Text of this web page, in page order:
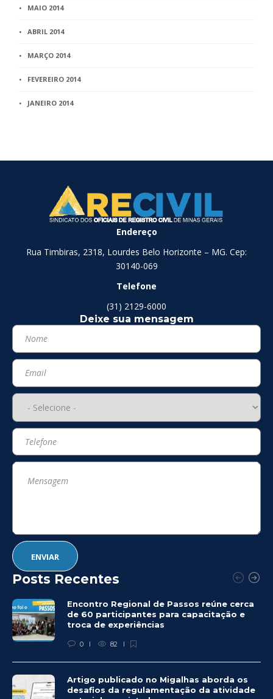
MAIO 2014
ABRIL 2014
MARÇO 2014
FEVEREIRO 2014
JANEIRO 2014
Endereço
Rua Timbiras, 2318, Lourdes Belo Horizonte – MG. Cep:
30140-069
Telefone
(31) 2129-6000
Deixe sua mensagem
Posts Recentes
Encontro Regional de Passos reúne cerca
de 60 participantes para capacitação e
troca de experiências
0 82
Artigo publicado no Migalhas aborda os
desafios da regulamentação da atividade